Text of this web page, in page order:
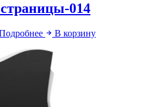
014
В корзину